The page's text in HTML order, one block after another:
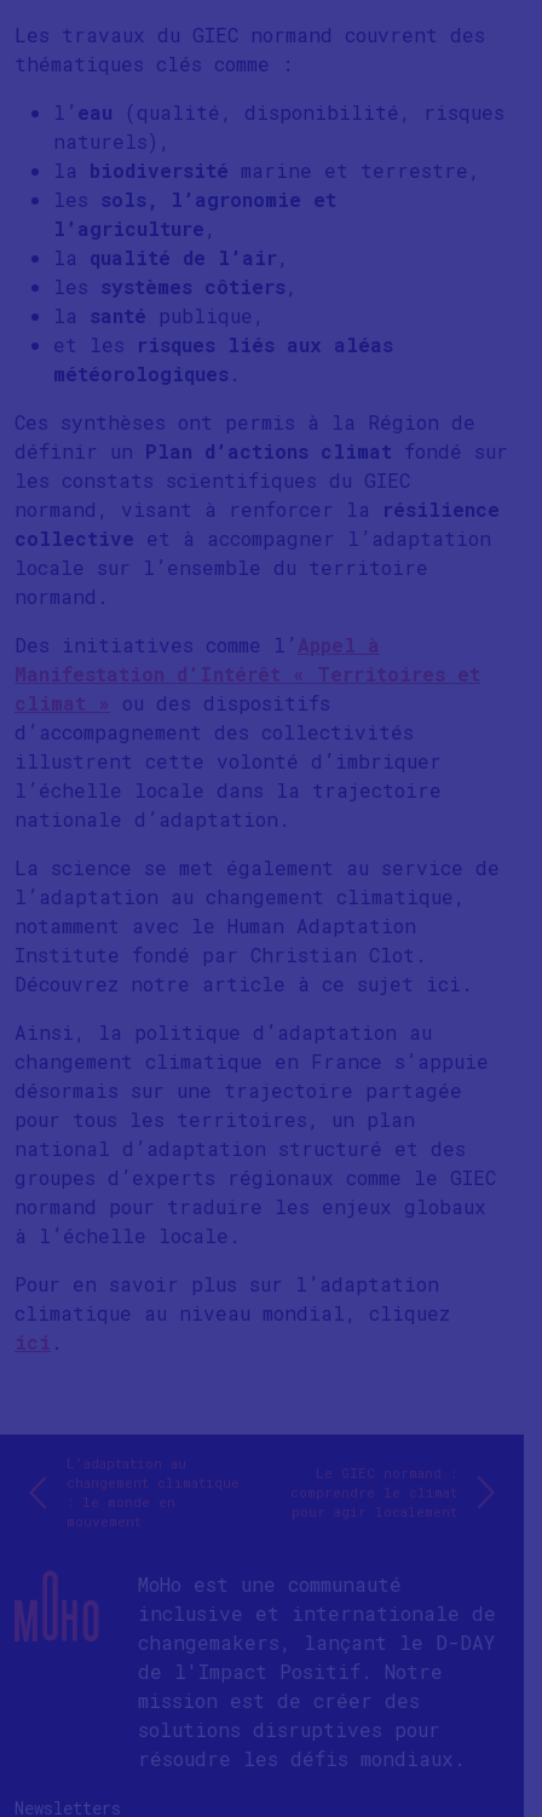
Les travaux du GIEC normand couvrent des
thématiques clés comme :
l’ eau (qualité, disponibilité, risques
naturels),
la biodiversité marine et terrestre,
les sols, l’agronomie et
l’agriculture ,
la qualité de l’air ,
les systèmes côtiers ,
la santé publique,
et les risques liés aux aléas
météorologiques .
Ces synthèses ont permis à la Région de
définir un Plan d’actions climat fondé sur
les constats scientifiques du GIEC
normand, visant à renforcer la résilience
collective et à accompagner l’adaptation
locale sur l’ensemble du territoire
normand.
Des initiatives comme l’ Appel à
Manifestation d’Intérêt « Territoires et
climat » ou des dispositifs
d’accompagnement des collectivités
illustrent cette volonté d’imbriquer
l’échelle locale dans la trajectoire
nationale d’adaptation.
La science se met également au service de
l’adaptation au changement climatique,
notamment avec le Human Adaptation
Institute fondé par Christian Clot.
Découvrez notre article à ce sujet ici.
Ainsi, la politique d’adaptation au
changement climatique en France s’appuie
désormais sur une trajectoire partagée
pour tous les territoires, un plan
national d’adaptation structuré et des
groupes d’experts régionaux comme le GIEC
normand pour traduire les enjeux globaux
à l’échelle locale.
Pour en savoir plus sur l’adaptation
climatique au niveau mondial, cliquez
ici .
L’adaptation au
changement climatique
: le monde en
mouvement
Le GIEC normand :
comprendre le climat
pour agir localement
MoHo est une communauté
inclusive et internationale de
changemakers, lançant le D-DAY
de l'Impact Positif. Notre
mission est de créer des
solutions disruptives pour
résoudre les défis mondiaux.
Newsletters